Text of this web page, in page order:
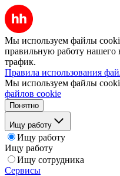
Мы используем файлы
правильную работу нашего
трафик.
Правила использования
Мы используем файлы
файлов cookie
Понятно
Ищу работу
Ищу работу
Ищу работу
Ищу сотрудника
Сервисы